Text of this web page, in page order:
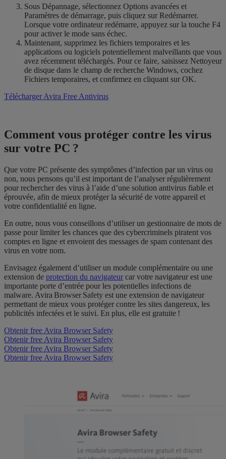
Sous Dépannage, sélectionnez Options avancées et
Paramètres de démarrage, puis cliquez sur Redémarrer.
Lorsque votre ordinateur redémarre, appuyez sur la touche F4
pour activer le mode sans échec.
Maintenant, supprimez les fichiers temporaires et les
applications ou logiciels potentiellement malveillants que vous
avez récemment téléchargés. Pour ce faire, saisissez Nettoyeur
de disque dans le champ de recherche Windows, cochez
Fichiers temporaires, et confirmez en cliquant sur OK.
Télécharger Avira Free Antivirus
Comment vous protéger contre les virus
sur votre PC ?
Que votre PC présente des symptômes d’infection par un virus ou
non, nous pensons qu’il est important de l’analyser régulièrement
pour rechercher des virus à l’aide d’une solution antivirus fiable et
éprouvée, afin de mieux protéger la sécurité de votre appareil et
votre confidentialité en ligne.
En outre, nous vous conseillons d’utiliser un gestionnaire de mots de
passe pour limiter les chances que des cybercriminels piratent vos
comptes en ligne et envoient des messages de spam contenant des
virus en votre nom.
Envisagez également d’utiliser un module complémentaire ou une
extension de protection du navigateur car votre navigateur est une
importante porte d’entrée pour les potentielles infections de
malware. Avira Browser Safety est une extension de navigateur
permettant de mieux vous protéger contre les sites dangereux, les
publicités infectées et le suivi. En plus, elle est gratuite !
Obtenir free Avira Browser Safety
Obtenir free Avira Browser Safety
Obtenir free Avira Browser Safety
Obtenir free Avira Browser Safety